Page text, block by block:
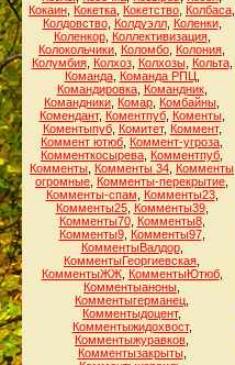
Кокаин Кокетка Кокетство Колбаса
Колдовство, Колдуэлл, Коленки,
Коленкор, Коллективизация,
Колокольчики Коломбо Колония
Колумбия, Колхоз, Колхозы, Кольта,
Команда, Команда РПЦ
Командировка, Командник,
Командники Комар Комбайны
Комендант, Коментпуб, Коменты,
Коментыпуб, Комитет, Коммент,
Коммент ютюб Коммент-угроза
Комменткосырева Комментпуб
Комменты Комменты 34 Комменты
огромные Комменты-перекрытие
Комменты-спам
Комменты23,
Комменты25, Комменты39,
Комменты70, Комменты8,
Комменты9, Комменты97,
КомментыВалдор,
КомментыГеоргиевская
КомментыЖЖ, КомментыЮтюб,
Комментыаноны
Комментыгерманец
Комментыдоцент,
Комментыжидохвост,
Комментыжуравков
Комментызакрыты,